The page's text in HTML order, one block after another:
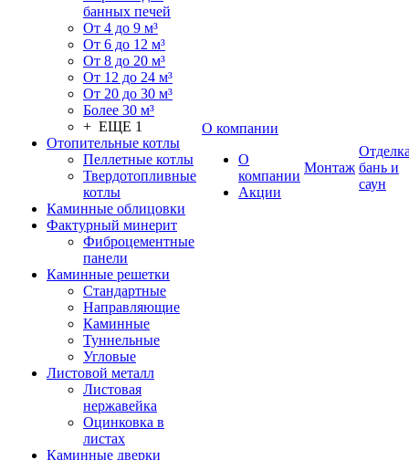
банных печей
От 4 до 9 м³
От 6 до 12 м³
От 8 до 20 м³
От 12 до 24 м³
От 20 до 30 м³
Более 30 м³
+ ЕЩЕ 1
Отопительные котлы
Пеллетные котлы
Твердотопливные
котлы
Каминные облицовки
Фактурный минерит
Фиброцементные
панели
Каминные решетки
Стандартные
Направляющие
Каминные
Туннельные
Угловые
Листовой металл
Листовая
нержавейка
Оцинковка в
листах
Каминные дверки
О компании
О
компании
Акции
Монтаж бань и
саун